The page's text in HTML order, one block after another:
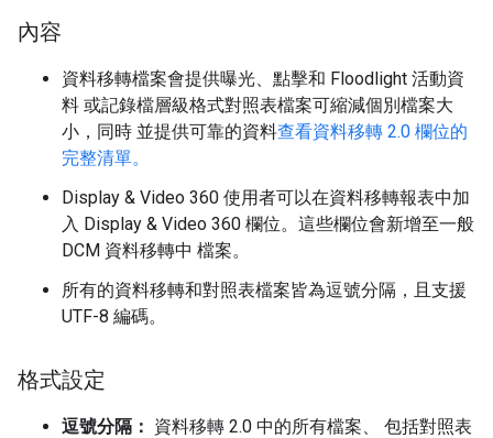
內容
資料移轉檔案會提供曝光、點擊和 Floodlight 活動資
料 或記錄檔層級格式對照表檔案可縮減個別檔案大
小，同時 並提供可靠的資料查看資料移轉 2.0 欄位的
完整清單。
Display & Video 360 使用者可以在資料移轉報表中加
入 Display & Video 360 欄位。這些欄位會新增至一般
DCM 資料移轉中 檔案。
所有的資料移轉和對照表檔案皆為逗號分隔，且支援
UTF-8 編碼。
格式設定
逗號分隔： 資料移轉 2.0 中的所有檔案、 包括對照表